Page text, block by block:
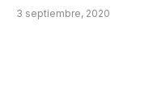
3 septiembre, 2020